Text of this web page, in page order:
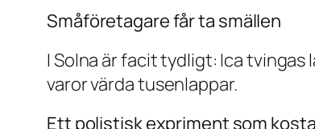
Småföretagare får ta smällen
I Solna är facit tydligt: Ica
varor värda tusenlappar.
Ett polistisk expriment som